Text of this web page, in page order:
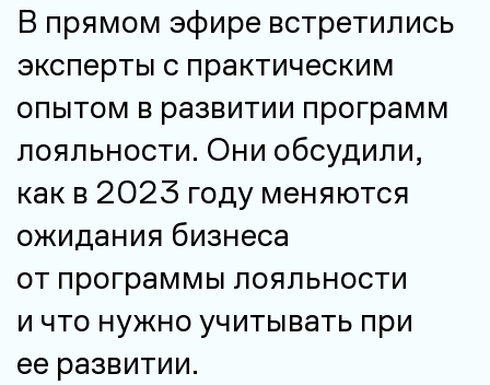
В прямом эфире встретились
эксперты с практическим
опытом в развитии программ
лояльности. Они обсудили,
как в 2023 году меняются
ожидания бизнеса
от программы лояльности
и что нужно учитывать при
ее развитии.